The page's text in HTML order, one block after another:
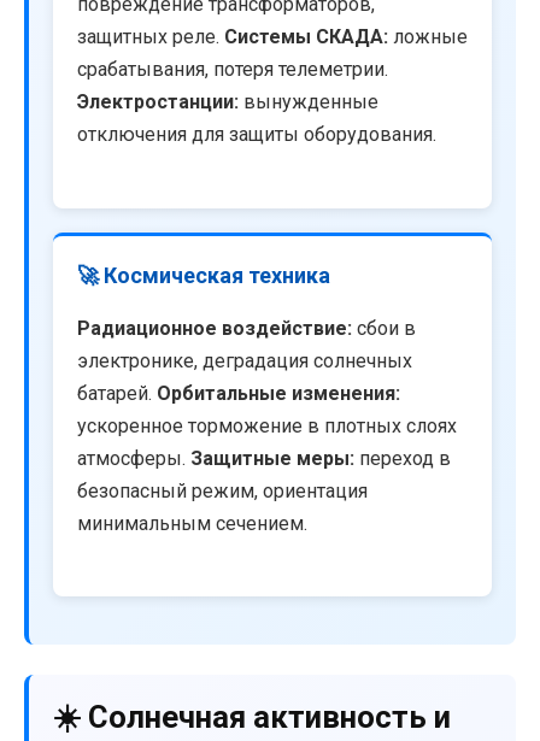
повреждение трансформаторов,
защитных реле. Системы СКАДА: ложные
срабатывания, потеря телеметрии.
Электростанции: вынужденные
отключения для защиты оборудования.
🚀 Космическая техника
Радиационное воздействие: сбои в
электронике, деградация солнечных
батарей. Орбитальные изменения:
ускоренное торможение в плотных слоях
атмосферы. Защитные меры: переход в
безопасный режим, ориентация
минимальным сечением.
☀️ Солнечная активность и